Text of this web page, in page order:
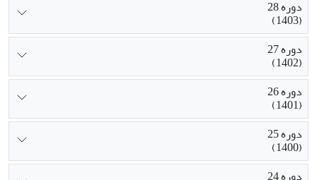
دوره 28
(1403)
دوره 27
(1402)
دوره 26
(1401)
دوره 25
(1400)